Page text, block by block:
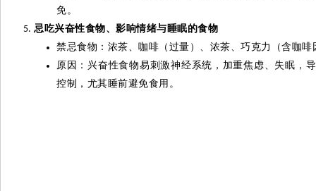
免。
忌吃兴奋性食物、影响情绪与睡眠的食物
禁忌食物：浓茶、咖啡（过量）、浓茶、巧克力（含咖啡
原因：兴奋性食物易刺激神经系统，加重焦虑、失眠，
控制，尤其睡前避免食用。